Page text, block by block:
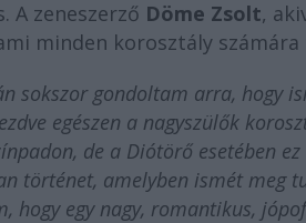
A zeneszerző Döme Zsolt,
minden korosztály
sokszor gondoltam arra, hogy
egészen a nagyszülők
de a Diótörő esetében
történet, amelyben ismét meg
hogy egy nagy, romantikus,